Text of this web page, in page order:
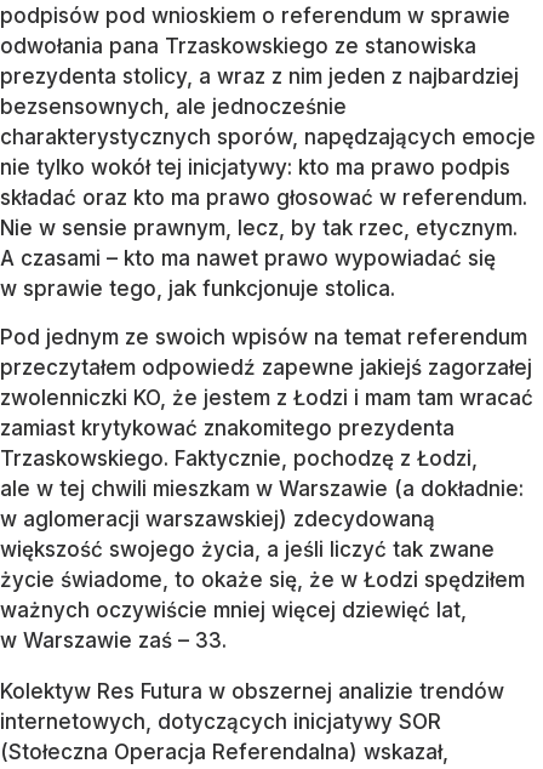
podpisów pod wnioskiem o referendum w sprawie
odwołania pana Trzaskowskiego ze stanowiska
prezydenta stolicy, a wraz z nim jeden z najbardziej
bezsensownych, ale jednocześnie
charakterystycznych sporów, napędzających emocje
nie tylko wokół tej inicjatywy: kto ma prawo podpis
składać oraz kto ma prawo głosować w referendum.
Nie w sensie prawnym, lecz, by tak rzec, etycznym.
A czasami – kto ma nawet prawo wypowiadać się
w sprawie tego, jak funkcjonuje stolica.
Pod jednym ze swoich wpisów na temat referendum
przeczytałem odpowiedź zapewne jakiejś zagorzałej
zwolenniczki KO, że jestem z Łodzi i mam tam wracać
zamiast krytykować znakomitego prezydenta
Trzaskowskiego. Faktycznie, pochodzę z Łodzi,
ale w tej chwili mieszkam w Warszawie (a dokładnie:
w aglomeracji warszawskiej) zdecydowaną
większość swojego życia, a jeśli liczyć tak zwane
życie świadome, to okaże się, że w Łodzi spędziłem
ważnych oczywiście mniej więcej dziewięć lat,
w Warszawie zaś – 33.
Kolektyw Res Futura w obszernej analizie trendów
internetowych, dotyczących inicjatywy SOR
(Stołeczna Operacja Referendalna) wskazał,